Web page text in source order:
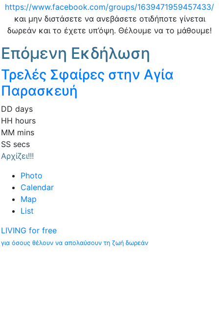
https://www.facebook.com/groups/1639471959457433/
και μην διστάσετε να ανεβάσετε οτιδήποτε γίνεται
δωρεάν και το έχετε υπ’όψη. Θέλουμε να το μάθουμε!
Επόμενη Εκδήλωση
Τρελές Σφαίρες στην Αγία
Παρασκευή
DD days
HH hours
MM mins
SS secs
Αρχίζει!!!
Photo
Calendar
Map
List
LIVING for free
για όσους θέλουν να απολαύσουν τη ζωή δωρεάν